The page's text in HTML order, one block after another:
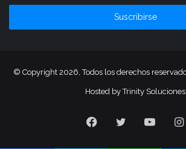
dirección
correo
© Copyright 2026, Todos los derechos
Hosted byTrinity Soluciones
Facebook
Twitter